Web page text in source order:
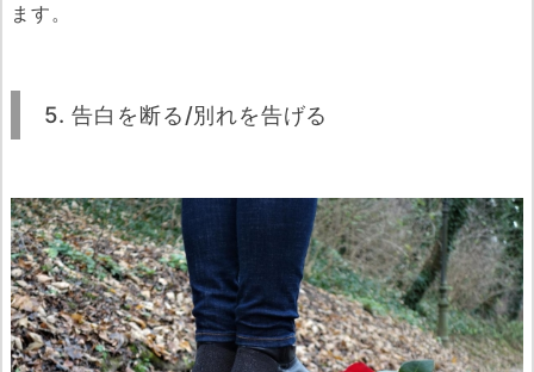
ます。
5. 告白を断る/別れを告げる